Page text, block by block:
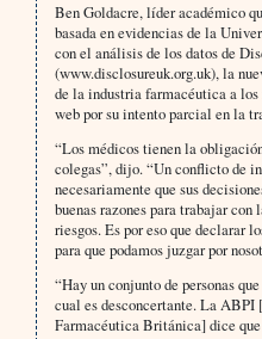
Ben Goldacre, líder académico
basada en evidencias de la
con el análisis de los datos de
(www.disclosureuk.org.uk), la
de la industria farmacéutica a
web por su intento parcial en la
“Los médicos tienen la
colegas”, dijo. “Un conflicto de
necesariamente que sus
buenas razones para trabajar
riesgos. Es por eso que declarar
para que podamos juzgar por
“Hay un conjunto de personas
cual es desconcertante. La
Farmacéutica Británica] dice